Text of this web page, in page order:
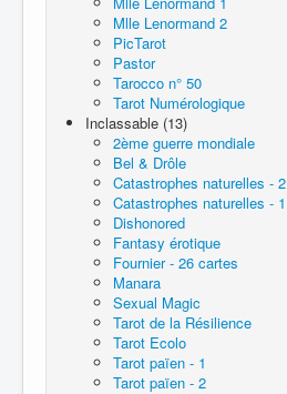
Mlle Lenormand 2
PicTarot
Pastor
Tarocco n° 50
Tarot Numérologique
Inclassable (13)
2ème guerre mondiale
Bel & Drôle
Catastrophes naturelles - 2
Catastrophes naturelles - 1
Dishonored
Fantasy érotique
Fournier - 26 cartes
Manara
Sexual Magic
Tarot de la Résilience
Tarot Ecolo
Tarot païen - 1
Tarot païen - 2